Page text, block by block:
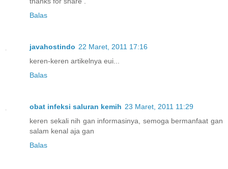
Balas
javahostindo 22 Maret, 2011 17:16
keren-keren artikelnya eui...
Balas
obat infeksi saluran kemih 23 Maret, 2011 11:29
keren sekali nih gan informasinya, semoga bermanfaat gan
salam kenal aja gan
Balas